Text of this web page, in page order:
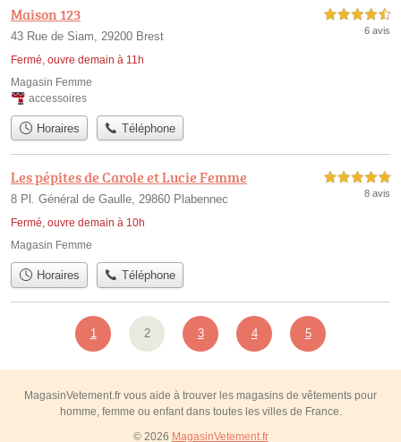
Maison 123
43 Rue de Siam, 29200 Brest
Fermé, ouvre demain à 11h
4,5 étoiles sur 5
6 avis
Magasin Femme
accessoires
Horaires Téléphone
Les pépites de Carole et Lucie Femme
8 Pl. Général de Gaulle, 29860 Plabennec
Fermé, ouvre demain à 10h
5,0 étoiles sur 5
8 avis
Magasin Femme
Horaires Téléphone
1 2 3 4 5
MagasinVetement.fr vous aide à trouver les magasins de vêtements pour
homme, femme ou enfant dans toutes les villes de France.
© 2026 MagasinVetement.fr